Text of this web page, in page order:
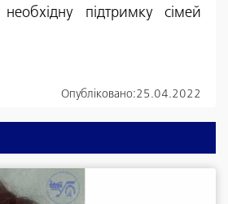
підтримку сімей
Опубліковано:25.04.2022